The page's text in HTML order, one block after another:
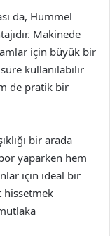
da, Hummel
Makinede
için büyük bir
kullanılabilir
de pratik bir
bir arada
yaparken hem
için ideal bir
hissetmek